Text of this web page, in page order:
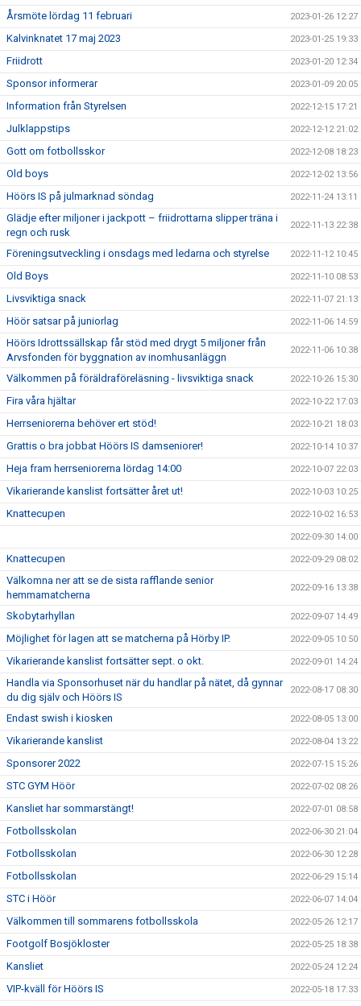
Årsmöte lördag 11 februari 2023-01-26 12:27
Kalvinknatet 17 maj 2023 2023-01-25 19:33
Friidrott 2023-01-20 12:34
Sponsor informerar 2023-01-09 20:05
Information från Styrelsen 2022-12-15 17:21
Julklappstips 2022-12-12 21:02
Gott om fotbollsskor 2022-12-08 18:23
Old boys 2022-12-02 13:56
Höörs IS på julmarknad söndag 2022-11-24 13:11
Glädje efter miljoner i jackpott – friidrottarna slipper träna i
regn och rusk
2022-11-13 22:38
Föreningsutveckling i onsdags med ledarna och styrelse 2022-11-12 10:45
Old Boys 2022-11-10 08:53
Livsviktiga snack 2022-11-07 21:13
Höör satsar på juniorlag 2022-11-06 14:59
Höörs Idrottssällskap får stöd med drygt 5 miljoner från
Arvsfonden för byggnation av inomhusanläggn
2022-11-06 10:38
Välkommen på föräldraföreläsning - livsviktiga snack 2022-10-26 15:30
Fira våra hjältar 2022-10-22 17:03
Herrseniorerna behöver ert stöd! 2022-10-21 18:03
Grattis o bra jobbat Höörs IS damseniorer! 2022-10-14 10:37
Heja fram herrseniorerna lördag 14:00 2022-10-07 22:03
Vikarierande kanslist fortsätter året ut! 2022-10-03 10:25
Knattecupen 2022-10-02 16:53
2022-09-30 14:00
Knattecupen 2022-09-29 08:02
Välkomna ner att se de sista rafflande senior
hemmamatcherna
2022-09-16 13:38
Skobytarhyllan 2022-09-07 14:49
Möjlighet för lagen att se matcherna på Hörby IP. 2022-09-05 10:50
Vikarierande kanslist fortsätter sept. o okt. 2022-09-01 14:24
Handla via Sponsorhuset när du handlar på nätet, då gynnar
du dig själv och Höörs IS
2022-08-17 08:30
Endast swish i kiosken 2022-08-05 13:00
Vikarierande kanslist 2022-08-04 13:22
Sponsorer 2022 2022-07-15 15:26
STC GYM Höör 2022-07-02 08:26
Kansliet har sommarstängt! 2022-07-01 08:58
Fotbollsskolan 2022-06-30 21:04
Fotbollsskolan 2022-06-30 12:28
Fotbollsskolan 2022-06-29 15:14
STC i Höör 2022-06-07 14:04
Välkommen till sommarens fotbollsskola 2022-05-26 12:17
Footgolf Bosjökloster 2022-05-25 18:38
Kansliet 2022-05-24 12:24
VIP-kväll för Höörs IS 2022-05-18 17:33